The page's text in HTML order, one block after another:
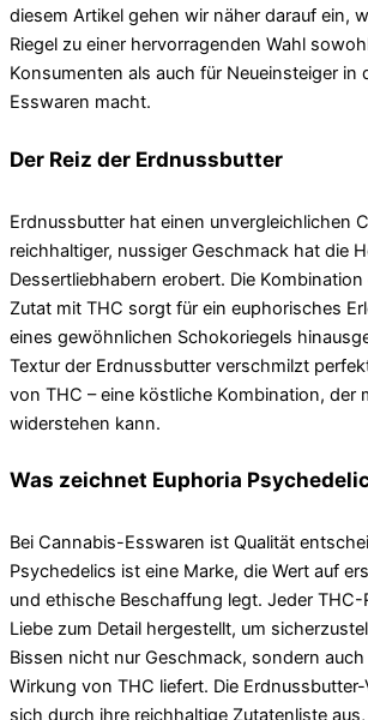
diesem Artikel gehen wir näher darauf ein,
Riegel zu einer hervorragenden Wahl
Konsumenten als auch für Neueinsteiger in
Esswaren macht.
Der Reiz der Erdnussbutter
Erdnussbutter hat einen unvergleichlichen
reichhaltiger, nussiger Geschmack hat die
Dessertliebhabern erobert. Die
Zutat mit THC sorgt für ein euphorisches
eines gewöhnlichen Schokoriegels
Textur der Erdnussbutter verschmilzt
von THC – eine köstliche Kombination, der
widerstehen kann.
Was zeichnet Euphoria
Bei Cannabis-Esswaren ist Qualität
Psychedelics ist eine Marke, die Wert auf
und ethische Beschaffung legt. Jeder THC-
Liebe zum Detail hergestellt, um
Bissen nicht nur Geschmack, sondern
Wirkung von THC liefert. Die
sich durch ihre reichhaltige Zutatenliste